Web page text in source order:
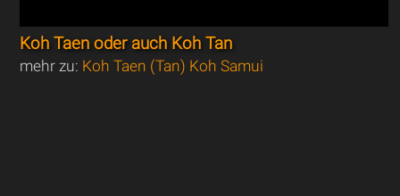
Koh Taen oder auch Koh Tan
mehr zu: Koh Taen (Tan) Koh Samui